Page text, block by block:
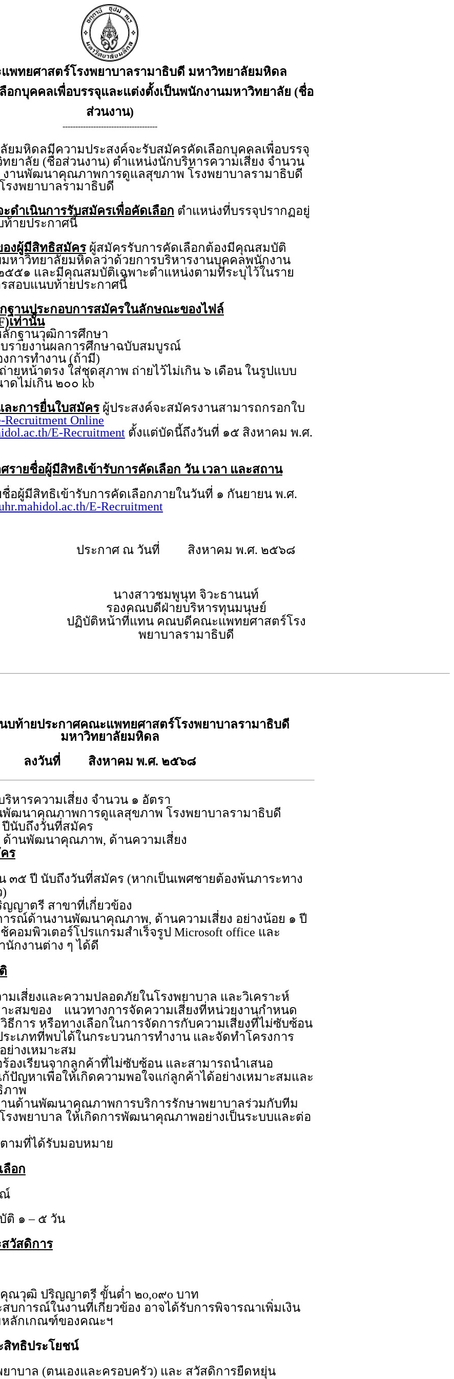
พทยศาสตร์โรงพยาบาลรามาธิบดี มหาวิทยาลัยมหิดล
อกบุคคลเพื่อบรรจุและแต่งตั้งเป็นพนักงานมหาวิทยาลัย (ชื่อ
ส่วนงาน)
-------------------------------------
หิดลมีความประสงค์จะรับสมัครคัดเลือกบุคคลเพื่อบรรจุ
ยาลัย (ชื่อส่วนงาน) ตำแหน่งนักบริหารความเสี่ยง จำนวน
งานพัฒนาคุณภาพการดูแลสุขภาพ โรงพยาบาลรามาธิบดี
งพยาบาลรามาธิบดี
ดำเนินการรับสมัครเพื่อคัดเลือก ตำแหน่งที่บรรจุปรากฏอยู่
ท้ายประกาศนี้
งผู้มีสิทธิสมัครผู้สมัครรับการคัดเลือกต้องมีคุณสมบัติ
หาวิทยาลัยมหิดลว่าด้วยการบริหารงานบุคคลพนักงาน
๕๕๑ และมีคุณสมบัติเฉพาะตำแหน่งตามที่ระบุไว้ในราย
รสอบแนบท้ายประกาศนี้
ฐานประกอบการสมัครในลักษณะของไฟล์
เท่านั้น
ฐานวุฒิการศึกษา
ยงานผลการศึกษาฉบับสมบูรณ์
รทำงาน (ถ้ามี)
น้าตรง ใส่ชุดสุภาพ ถ่ายไว้ไม่เกิน ๖ เดือน ในรูปแบบ
ดไม่เกิน ๒๐๐ kb
ละการยื่นใบสมัครผู้ประสงค์จะสมัครงานสามารถกรอกใบ
Recruitment Online
E-Recruitment ตั้งแต่บัดนี้ถึงวันที่ ๑๕ สิงหาคม พ.ศ.
รายชื่อผู้มีสิทธิเข้ารับการคัดเลือก วัน เวลา และสถาน
มีสิทธิเข้ารับการคัดเลือกภายในวันที่ ๑ กันยายน พ.ศ.
E-Recruitment
ประกาศ ณ วันที่ สิงหาคม พ.ศ. ๒๕๖๘
นางสาวชมพูนุท จิวะธานนท์
รองคณบดีฝ่ายบริหารทุนมนุษย์
ปฏิบัติหน้าที่แทน คณบดีคณะแพทยศาสตร์โรง
พยาบาลรามาธิบดี
บท้ายประกาศคณะแพทยศาสตร์โรงพยาบาลรามาธิบดี
มหาวิทยาลัยมหิดล
ลงวันที่ สิงหาคม พ.ศ. ๒๕๖๘
ริหารความเสี่ยง จำนวน ๑ อัตรา
พัฒนาคุณภาพการดูแลสุขภาพ โรงพยาบาลรามาธิบดี
นับถึงวันที่สมัคร
ด้านพัฒนาคุณภาพ, ด้านความเสี่ยง
ร
๓๕ ปี นับถึงวันที่สมัคร (หากเป็นเพศชายต้องพ้นภาระทาง
ญาตรี สาขาที่เกี่ยวข้อง
ารณ์ด้านงานพัฒนาคุณภาพ, ด้านความเสี่ยง อย่างน้อย ๑ ปี
คอมพิวเตอร์โปรแกรมสำเร็จรูป Microsoft office และ
กงานต่าง ๆ ได้ดี
มเสี่ยงและความปลอดภัยในโรงพยาบาล และวิเคราะห์
าะสมของ แนวทางการจัดความเสี่ยงที่หน่วยงานกำหนด
ธีการ หรือทางเลือกในการจัดการกับความเสี่ยงที่ไม่ซับซ้อน
ะเภทที่พบได้ในกระบวนการทำงาน และจัดทำโครงการ
างเหมาะสม
องเรียนจากลูกค้าที่ไม่ซับซ้อน และสามารถนำเสนอ
ปัญหาเพื่อให้เกิดความพอใจแก่ลูกค้าได้อย่างเหมาะสมและ
ภาพ
านด้านพัฒนาคุณภาพการบริการรักษาพยาบาลร่วมกับทีม
รงพยาบาล ให้เกิดการพัฒนาคุณภาพอย่างเป็นระบบและต่อ
ามที่ได้รับมอบหมาย
อก
ติ ๑ – ๕ วัน
สวัสดิการ
คุณวุฒิ ปริญญาตรี ขั้นต่ำ ๒o,o๙o บาท
บการณ์ในงานที่เกี่ยวข้อง อาจได้รับการพิจารณาเพิ่มเงิน
หลักเกณฑ์ของคณะฯ
สิทธิประโยชน์
าบาล (ตนเองและครอบครัว) และ สวัสดิการยืดหยุ่น